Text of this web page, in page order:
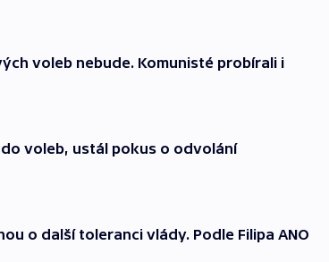
voleb nebude. Komunisté probírali i
voleb, ustál pokus o odvolání
o další toleranci vlády. Podle Filipa ANO